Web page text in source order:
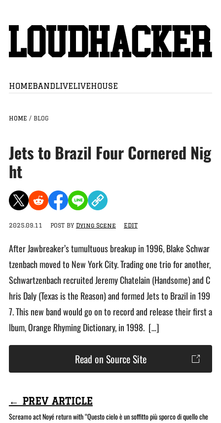
HOMEBANDLIVELIVEHOUSE
HOME / BLOG
Jets to Brazil Four Cornered Nig
ht
2025.09.11 POST BY Dying Scene EDIT
After Jawbreaker’s tumultuous breakup in 1996, Blake Schwar
tzenbach moved to New York City. Trading one trio for another,
Schwartzenbach recruited Jeremy Chatelain (Handsome) and C
hris Daly (Texas is the Reason) and formed Jets to Brazil in 199
7. This new band would go on to record and release their first a
lbum, Orange Rhyming Dictionary, in 1998. […]
Read on Source Site
← PREV ARTICLE
Screamo act Noyé return with “Questo cielo è un soffitto più sporco di quello che